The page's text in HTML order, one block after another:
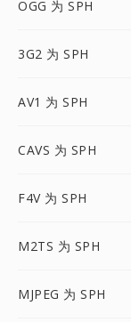
OGG 为 SPH
3G2 为 SPH
AV1 为 SPH
CAVS 为 SPH
F4V 为 SPH
M2TS 为 SPH
MJPEG 为 SPH